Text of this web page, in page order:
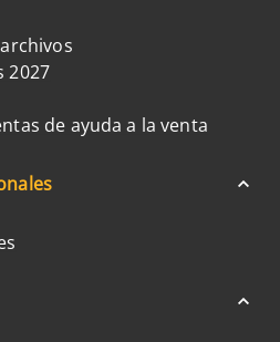
2027
de ayuda a la venta